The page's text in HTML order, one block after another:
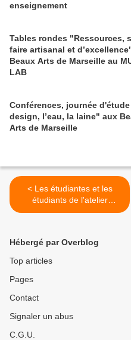
enseignement
Tables rondes "Ressources, savoir-
faire artisanal et
Beaux Arts de Marseille au
LAB
Conférences, journée
design, l’eau, la laine" aux
Arts de Marseille
< Les étudiantes et les
étudiants de l'atelier
Espaces [&] Publics*, des
ont développés pour le
musée d'histoire de la ville
Hébergé par Overblog
Top articles
Pages
Contact
Signaler un abus
C.G.U.